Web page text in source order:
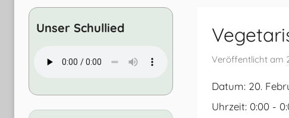
Veröffentlicht am
Datum: 20.
Uhrzeit: 0:00 -
Unser Schullied